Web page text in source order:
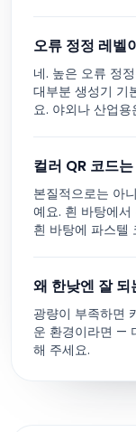
오류 정정 레벨
네. 높은 오류 정
대부분 생성기 기
요. 야외나 산업
컬러 QR 코드
본질적으로는 아
예요. 흰 바탕에
흰 바탕에 파스텔
왜 한낮엔 잘
광량이 부족하면
운 환경이라면 —
해 주세요.